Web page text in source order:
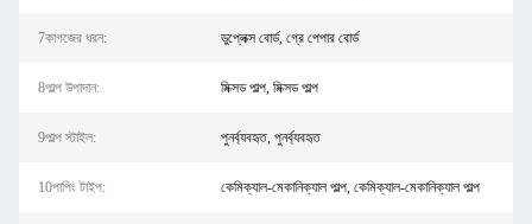
7কাগজের ধরন: ডুপ্লেক্স বোর্ড, গ্রে পেপার বোর্ড
8পাল্প উপাদান: মিক্সড পাল্প, মিক্সড পাল্প
9পাল্প স্টাইল: পুনর্ব্যবহৃত, পুনর্ব্যবহৃত
10পাপিং টাইপ: কেমিক্যাল-মেকানিক্যাল পাল্প, কেমিক্যাল-মেকানিক্যাল পাল্প